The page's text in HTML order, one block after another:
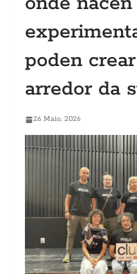
poden
arredor da
26 Maio, 2026